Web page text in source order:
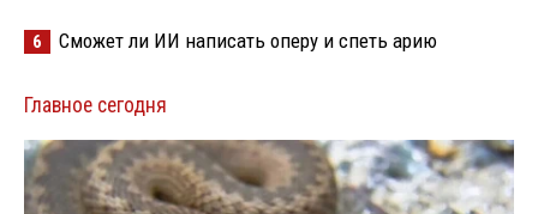
6 Сможет ли ИИ написать оперу и спеть арию
Главное сегодня